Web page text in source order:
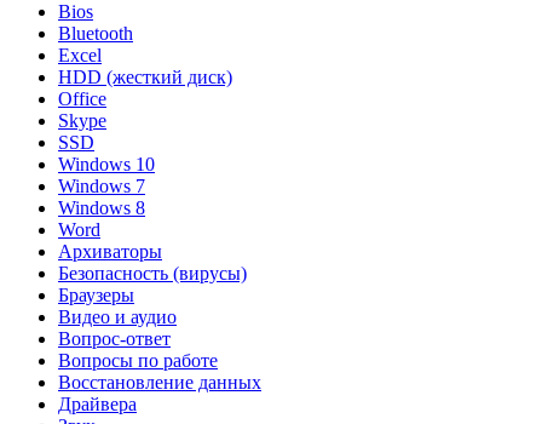
Bios
Bluetooth
Excel
HDD (жесткий диск)
Office
Skype
SSD
Windows 10
Windows 7
Windows 8
Word
Архиваторы
Безопасность (вирусы)
Браузеры
Видео и аудио
Вопрос-ответ
Вопросы по работе
Восстановление данных
Драйвера